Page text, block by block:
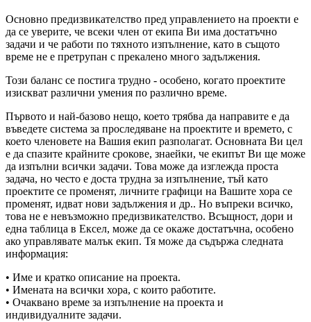
Основно предизвикателство пред управлението на проекти е
да се уверите, че всеки член от екипа Ви има достатъчно
задачи и че работи по тяхното изпълнение, като в същото
време не е претрупан с прекалено много задължения.
Този баланс се постига трудно - особено, когато проектите
изискват различни умения по различно време.
Първото и най-базово нещо, което трябва да направите е да
въведете система за проследяване на проектите и времето, с
което членовете на Вашия екип разполагат. Основната Ви цел
е да спазите крайните срокове, знаейки, че екипът Ви ще може
да изпълни всички задачи. Това може да изглежда проста
задача, но често е доста трудна за изпълнение, тъй като
проектите се променят, личните графици на Вашите хора се
променят, идват нови задължения и др.. Но въпреки всичко,
това не е невъзможно предизвикателство. Всъщност, дори и
една таблица в Ексел, може да се окаже достатъчна, особено
ако управлявате малък екип. Тя може да съдържа следната
информация:
• Име и кратко описание на проекта.
• Имената на всички хора, с които работите.
• Очаквано време за изпълнение на проекта и
индивидуалните задачи.